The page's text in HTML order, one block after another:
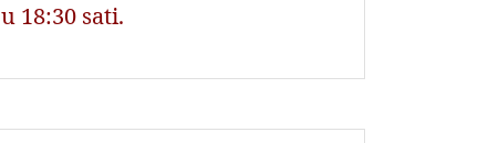
u 18:30 sati.